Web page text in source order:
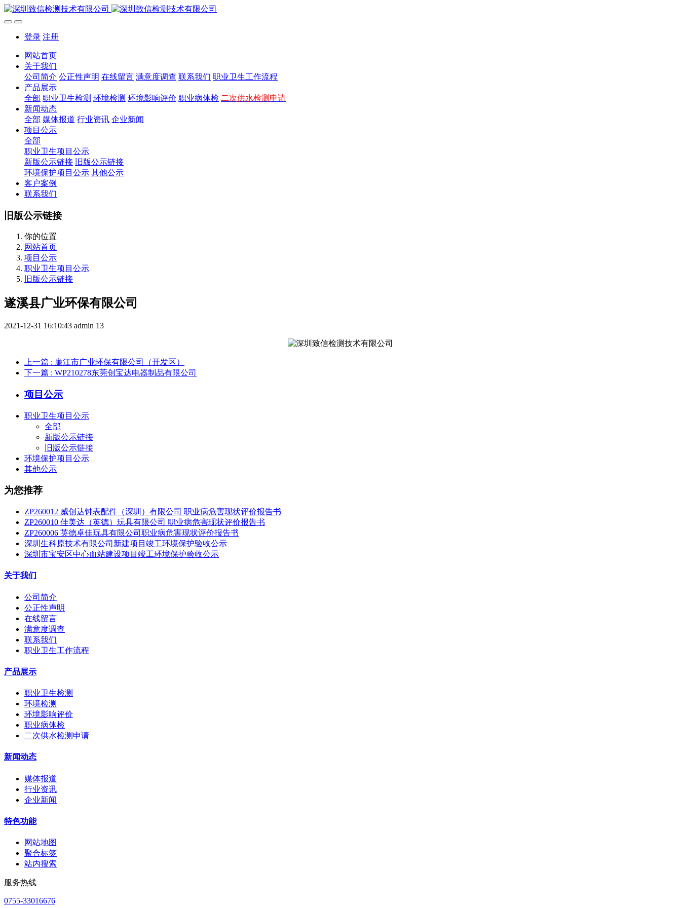
登录 注册
网站首页
关于我们
公司简介 公正性声明 在线留言 满意度调查 联系我们 职业卫生工作流程
产品展示
全部 职业卫生检测 环境检测 环境影响评价 职业病体检 二次供水检测申请
新闻动态
全部 媒体报道 行业资讯 企业新闻
项目公示
全部
职业卫生项目公示
新版公示链接
旧版公示链接
环境保护项目公示 其他公示
客户案例
联系我们
旧版公示链接
你的位置
网站首页
项目公示
职业卫生项目公示
旧版公示链接
遂溪县广业环保有限公司
2021-12-31 16:10:43 admin 13
上一篇 : 廉江市广业环保有限公司（开发区）
下一篇 : WP210278东莞创宝达电器制品有限公司
项目公示
职业卫生项目公示
全部
新版公示链接
旧版公示链接
环境保护项目公示
其他公示
为您推荐
ZP260012 威创达钟表配件（深圳）有限公司 职业病危害现状评价报告书
ZP260010 佳美达（英德）玩具有限公司 职业病危害现状评价报告书
ZP260006 英德卓佳玩具有限公司职业病危害现状评价报告书
深圳生科原技术有限公司新建项目竣工环境保护验收公示
深圳市宝安区中心血站建设项目竣工环境保护验收公示
关于我们
公司简介
公正性声明
在线留言
满意度调查
联系我们
职业卫生工作流程
产品展示
职业卫生检测
环境检测
环境影响评价
职业病体检
二次供水检测申请
新闻动态
媒体报道
行业资讯
企业新闻
特色功能
网站地图
聚合标签
站内搜索
服务热线
0755-33016676